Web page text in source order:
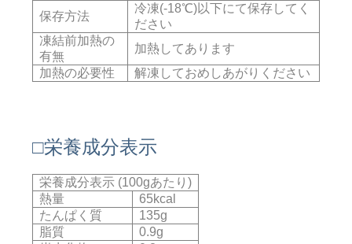
保存方法
冷凍(-18℃)以下にて保存してく
ださい
凍結前加熱の
有無
加熱してあります
加熱の必要性
解凍しておめしあがりください
□栄養成分表示
栄養成分表示 (100gあたり)
熱量
65kcal
たんぱく質
135g
脂質
0.9g